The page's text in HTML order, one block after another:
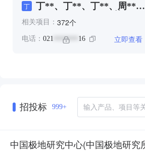
丁
丁**、丁**、丁**、周**、
相关项目： 372个
电话： 021 ******* 16 立即查看
招投标 999+
中国极地研究中心(中国极地研